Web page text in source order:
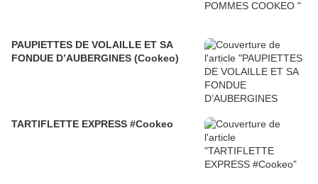
PAUPIETTES DE VOLAILLE ET SA
FONDUE D’AUBERGINES (Cookeo)
TARTIFLETTE EXPRESS #Cookeo